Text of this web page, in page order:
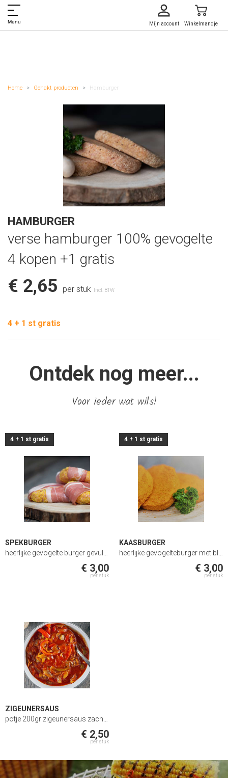
Menu Mijn account Winkelmandje
Home Gehakt producten Hamburger
HAMBURGER
verse hamburger 100% gevogelte
4 kopen +1 gratis
€ 2,65 per stuk Incl. BTW
4 + 1 st gratis
Ontdek nog meer...
Voor ieder wat wils!
4 + 1 st gratis
SPEKBURGER
€ 3,00
per stuk
4 + 1 st gratis
KAASBURGER
€ 3,00
per stuk
ZIGEUNERSAUS
€ 2,50
per stuk